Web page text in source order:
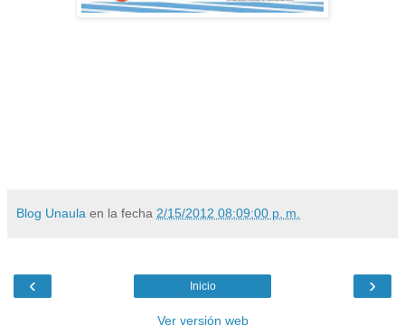
Blog Unaula en la fecha 2/15/2012 08:09:00 p. m.
‹ ›
Inicio
Ver versión web